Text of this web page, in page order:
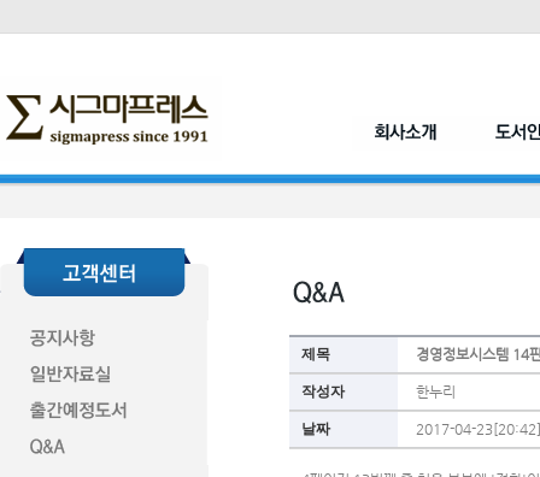
제목 경영정보시스템 14
작성자 한누리
날짜 2017-04-23[20:42]